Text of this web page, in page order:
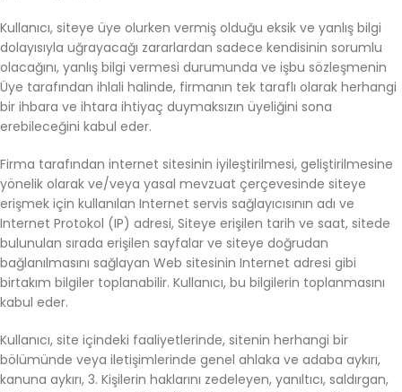
Kullanıcı, siteye üye olurken vermiş olduğu eksik ve yanlış bilgi
dolayısıyla uğrayacağı zararlardan sadece kendisinin sorumlu
olacağını, yanlış bilgi vermesi durumunda ve işbu sözleşmenin
Üye tarafından ihlali halinde, firmanın tek taraflı olarak herhangi
bir ihbara ve ihtara ihtiyaç duymaksızın üyeliğini sona
erebileceğini kabul eder.
Firma tarafından internet sitesinin iyileştirilmesi, geliştirilmesine
yönelik olarak ve/veya yasal mevzuat çerçevesinde siteye
erişmek için kullanılan Internet servis sağlayıcısının adı ve
Internet Protokol (IP) adresi, Siteye erişilen tarih ve saat, sitede
bulunulan sırada erişilen sayfalar ve siteye doğrudan
bağlanılmasını sağlayan Web sitesinin Internet adresi gibi
birtakım bilgiler toplanabilir. Kullanıcı, bu bilgilerin toplanmasını
kabul eder.
Kullanıcı, site içindeki faaliyetlerinde, sitenin herhangi bir
bölümünde veya iletişimlerinde genel ahlaka ve adaba aykırı,
kanuna aykırı, 3. Kişilerin haklarını zedeleyen, yanıltıcı, saldırgan,